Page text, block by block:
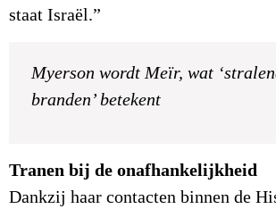
staat Israël.”
Myerson wordt Meïr, wat
branden’ betekent
Tranen bij de onafhankelijkheid
Dankzij haar contacten binnen de